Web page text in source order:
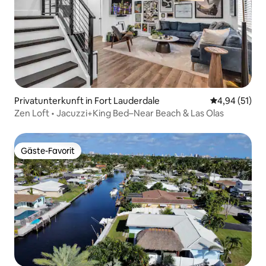
Privatunterkunft in Fort Lauderdale
4,94 (51)
Zen Loft • Jacuzzi+King Bed–Near Beach & Las Olas
Gäste-Favorit
Gäste-Favorit